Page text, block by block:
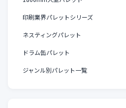
印刷業界パレットシリーズ
ネスティングパレット
ドラム缶パレット
ジャンル別パレット一覧